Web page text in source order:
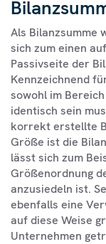
Als Bilanzsumme
sich zum einen
Passivseite der
Kennzeichnend
sowohl im
identisch sein
korrekt erstellte
Größe ist die
lässt sich zum
Größenordnung
anzusiedeln ist.
ebenfalls eine
auf diese Weise
Unternehmen